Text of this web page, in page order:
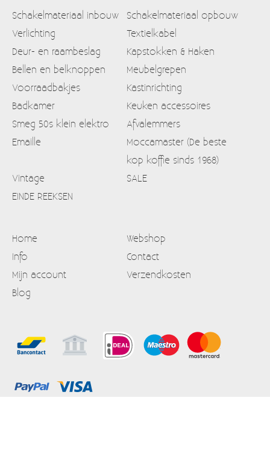
Schakelmateriaal inbouw
Schakelmateriaal opbouw
Verlichting
Textielkabel
Deur- en raambeslag
Kapstokken & Haken
Bellen en belknoppen
Meubelgrepen
Voorraadbakjes
Kastinrichting
Badkamer
Keuken accessoires
Smeg 50s klein elektro
Afvalemmers
Emaille
Moccamaster (De beste
kop koffie sinds 1968)
Vintage
SALE
EINDE REEKSEN
Home
Webshop
Info
Contact
Mijn account
Verzendkosten
Blog